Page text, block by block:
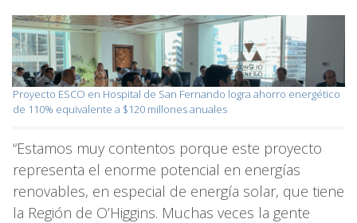
Proyecto ESCO en Hospital de San Fernando logra ahorro energético
de 110% equivalente a $120 millones anuales
“Estamos muy contentos porque este proyecto
representa el enorme potencial en energías
renovables, en especial de energía solar, que tiene
la Región de O’Higgins. Muchas veces la gente